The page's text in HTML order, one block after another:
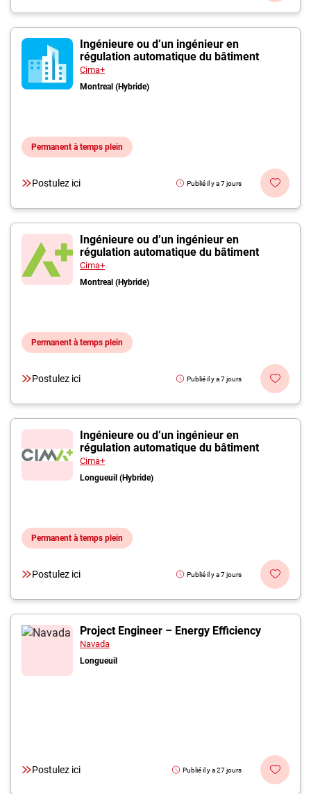
Ingénieure ou d’un ingénieur en
régulation automatique du bâtiment
Cima+
Montreal (Hybride)
Permanent à temps plein
Postulez ici Publié il y a 7 jours
Ingénieure ou d’un ingénieur en
régulation automatique du bâtiment
Cima+
Montreal (Hybride)
Permanent à temps plein
Postulez ici Publié il y a 7 jours
Ingénieure ou d’un ingénieur en
régulation automatique du bâtiment
Cima+
Longueuil (Hybride)
Permanent à temps plein
Postulez ici Publié il y a 7 jours
Project Engineer – Energy Efficiency
Navada
Longueuil
Postulez ici Publié il y a 27 jours